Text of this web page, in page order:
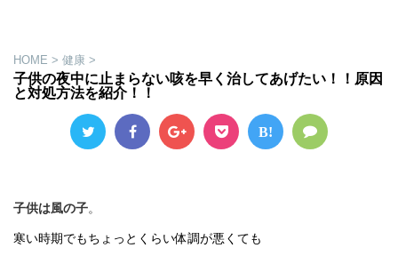
HOME > 健康 >
子供の夜中に止まらない咳を早く治してあげたい！！原因
と対処方法を紹介！！
B!
子供は風の子。
寒い時期でもちょっとくらい体調が悪くても